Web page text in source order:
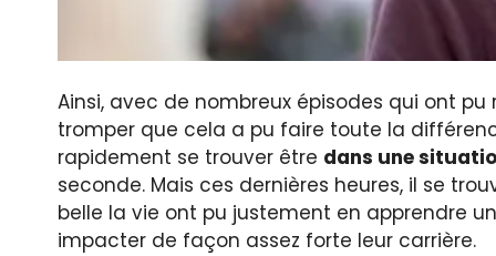
Ainsi, avec de nombreux épisodes qui ont
tromper que cela a pu faire toute la
rapidement se trouver être dans une
seconde. Mais ces dernières heures, il se
belle la vie ont pu justement en apprendre
impacter de façon assez forte leur carrière.